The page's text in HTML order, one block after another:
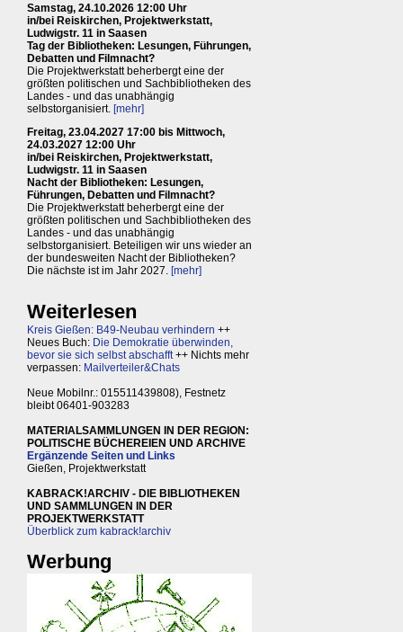
Samstag, 24.10.2026 12:00 Uhr
in/bei Reiskirchen, Projektwerkstatt,
Ludwigstr. 11 in Saasen
Tag der Bibliotheken: Lesungen, Führungen,
Debatten und Filmnacht?
Die Projektwerkstatt beherbergt eine der
größten politischen und Sachbibliotheken des
Landes - und das unabhängig
selbstorganisiert. [mehr]
Freitag, 23.04.2027 17:00 bis Mittwoch,
24.03.2027 12:00 Uhr
in/bei Reiskirchen, Projektwerkstatt,
Ludwigstr. 11 in Saasen
Nacht der Bibliotheken: Lesungen,
Führungen, Debatten und Filmnacht?
Die Projektwerkstatt beherbergt eine der
größten politischen und Sachbibliotheken des
Landes - und das unabhängig
selbstorganisiert. Beteiligen wir uns wieder an
der bundesweiten Nacht der Bibliotheken?
Die nächste ist im Jahr 2027. [mehr]
Weiterlesen
Kreis Gießen: B49-Neubau verhindern ++
Neues Buch: Die Demokratie überwinden,
bevor sie sich selbst abschafft++ Nichts mehr
verpassen: Mailverteiler&Chats
Neue Mobilnr.: 015511439808), Festnetz
bleibt 06401-903283
MATERIALSAMMLUNGEN IN DER REGION:
POLITISCHE BÜCHEREIEN UND ARCHIVE
Ergänzende Seiten und Links
Gießen, Projektwerkstatt
KABRACK!ARCHIV - DIE BIBLIOTHEKEN
UND SAMMLUNGEN IN DER
PROJEKTWERKSTATT
Überblick zum kabrack!archiv
Werbung